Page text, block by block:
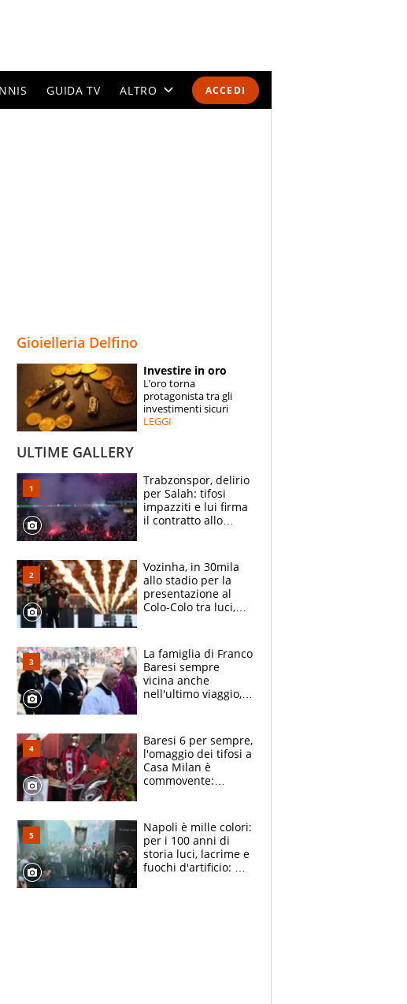
ACCEDI
GUIDA TV ALTRO
SPECIALI
ESPERTI
Gioielleria Delfino
Investire in oro
L’oro torna
protagonista tra gli
investimenti sicuri
LEGGI
ULTIME GALLERY
Trabzonspor, delirio
per Salah: tifosi
impazziti e lui firma
il contratto allo
Vozinha, in 30mila
allo stadio per la
presentazione al
Colo-Colo tra luci,
La famiglia di Franco
Baresi sempre
vicina anche
nell'ultimo viaggio,
circondati
dall'affetto dei tifosi
Baresi 6 per sempre,
l'omaggio dei tifosi a
Casa Milan è
commovente:
bigliettini
Napoli è mille colori:
per i 100 anni di
storia luci, lacrime e
fuochi d'artificio: De